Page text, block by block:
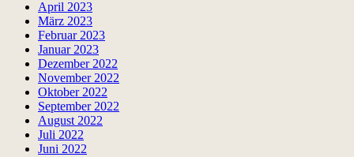
April 2023
März 2023
Februar 2023
Januar 2023
Dezember 2022
November 2022
Oktober 2022
September 2022
August 2022
Juli 2022
Juni 2022